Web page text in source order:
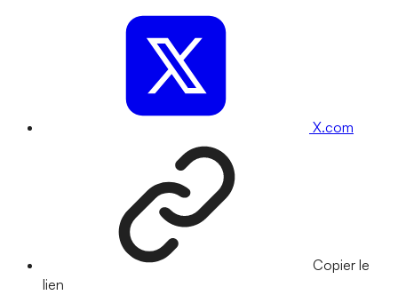
X.com
Copier le
lien